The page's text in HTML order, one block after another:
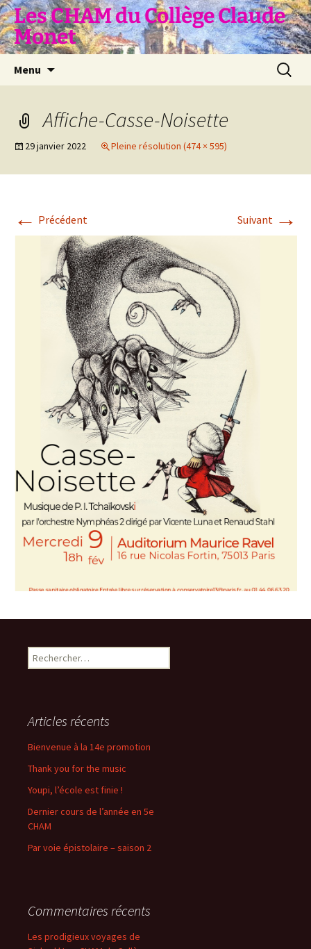
Aller
au
contenu
Les CHAM du Collège Claude
Monet
Menu
Affiche-Casse-Noisette
29 janvier 2022 Pleine résolution (474 × 595)
← Précédent Suivant →
Rechercher :
Articles récents
Bienvenue à la 14e promotion
Thank you for the music
Youpi, l’école est finie !
Dernier cours de l’année en 5e
CHAM
Par voie épistolaire – saison 2
Commentaires récents
Les prodigieux voyages de